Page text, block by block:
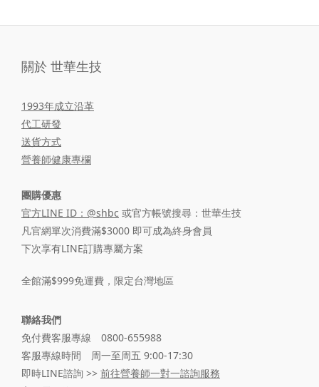
關於 世華生技
1993年成立沿革
代工研發
送貨方式
營養師健康專欄
團購優惠
官方LINE ID：@shbc 或官方帳號搜尋：世華生技
凡官網單次消費滿$3000 即可成為終身會員
下次享有LINE訂購專屬方案
全館滿$999免運費，限定台灣地區
聯絡我們
免付費客服專線 0800-655988
客服專線時間 周一至周五 9:00-17:30
即時LINE諮詢 >> 前往營養師一對一諮詢服務